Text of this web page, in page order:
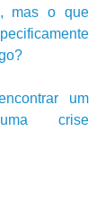
mas o que
um
crise